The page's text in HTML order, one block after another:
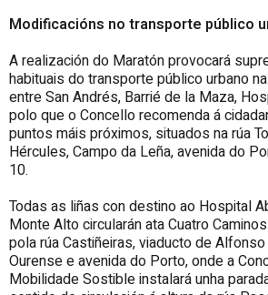
Modificacións no transporte público
A realización do Maratón provocará
habituais do transporte público urbano
entre San Andrés, Barrié de la Maza,
polo que o Concello recomenda á
puntos máis próximos, situados na rúa
Hércules, Campo da Leña, avenida do
10.
Todas as liñas con destino ao Hospital
Monte Alto circularán ata Cuatro
pola rúa Castiñeiras, viaducto de
Ourense e avenida do Porto, onde a
Mobilidade Sostible instalará unha